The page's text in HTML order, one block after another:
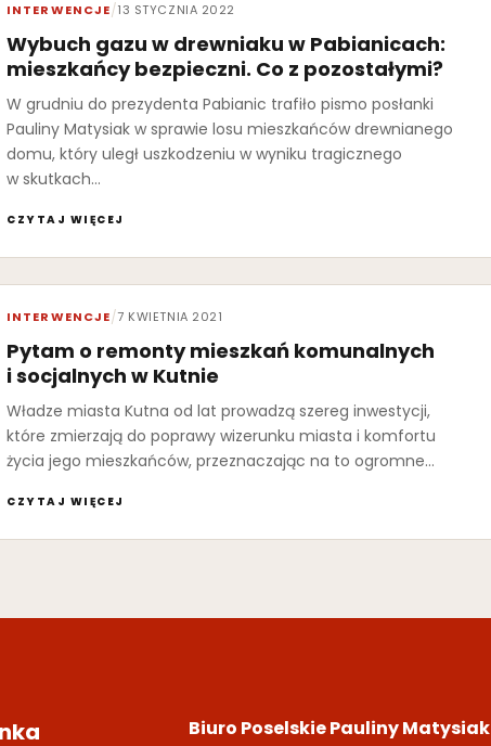
INTERWENCJE/13 STYCZNIA 2022
Wybuch gazu w drewniaku w Pabianicach:
mieszkańcy bezpieczni. Co z pozostałymi?
W grudniu do prezydenta Pabianic trafiło pismo posłanki
Pauliny Matysiak w sprawie losu mieszkańców drewnianego
domu, który uległ uszkodzeniu w wyniku tragicznego
w skutkach…
CZYTAJ WIĘCEJ
INTERWENCJE/7 KWIETNIA 2021
Pytam o remonty mieszkań komunalnych
i socjalnych w Kutnie
Władze miasta Kutna od lat prowadzą szereg inwestycji,
które zmierzają do poprawy wizerunku miasta i komfortu
życia jego mieszkańców, przeznaczając na to ogromne…
CZYTAJ WIĘCEJ
Biuro Poselskie Pauliny Matysiak